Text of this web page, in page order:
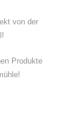
von der
Produkte